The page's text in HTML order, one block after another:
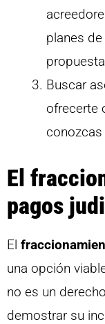
planes
Buscar
ofrecerte
conozcas
El
pagos
El
una opción
no es un
demostrar su